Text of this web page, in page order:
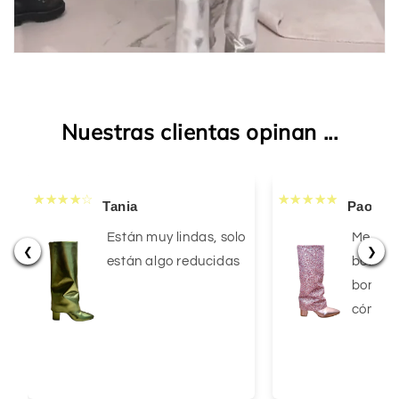
Nuestras clientas opinan ...
❮ ❯
Tania
Están muy lindas, solo
están algo reducidas
Paola
Me
botas!
bonito